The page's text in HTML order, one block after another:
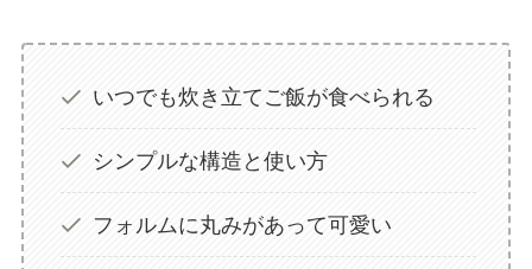
いつでも炊き立てご飯が食べられる
シンプルな構造と使い方
フォルムに丸みがあって可愛い